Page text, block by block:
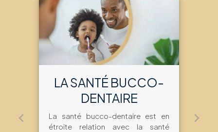
LA SANTÉ BUCCO-
DENTAIRE
La santé bucco-dentaire est en
étroite relation avec la santé